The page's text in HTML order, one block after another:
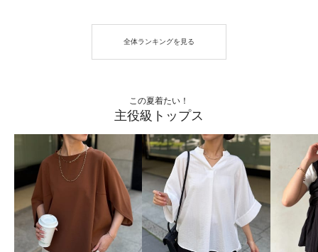
全体ランキングを見る
この夏着たい！
主役級トップス